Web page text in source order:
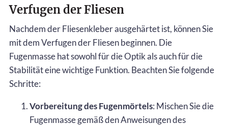
Verfugen der Fliesen
Nachdem der Fliesenkleber ausgehärtet ist, können Sie
mit dem Verfugen der Fliesen beginnen. Die
Fugenmasse hat sowohl für die Optik als auch für die
Stabilität eine wichtige Funktion. Beachten Sie folgende
Schritte:
Vorbereitung des Fugenmörtels: Mischen Sie die
Fugenmasse gemäß den Anweisungen des